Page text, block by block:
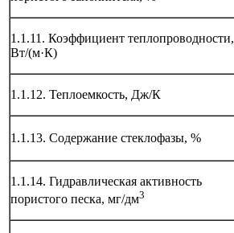
1.1.11. Коэффициент теплопроводности,
Вт/(м·К)
1.1.12. Теплоемкость, Дж/К
1.1.13. Содержание стеклофазы, %
1.1.14. Гидравлическая активность
пористого песка, мг/дм3